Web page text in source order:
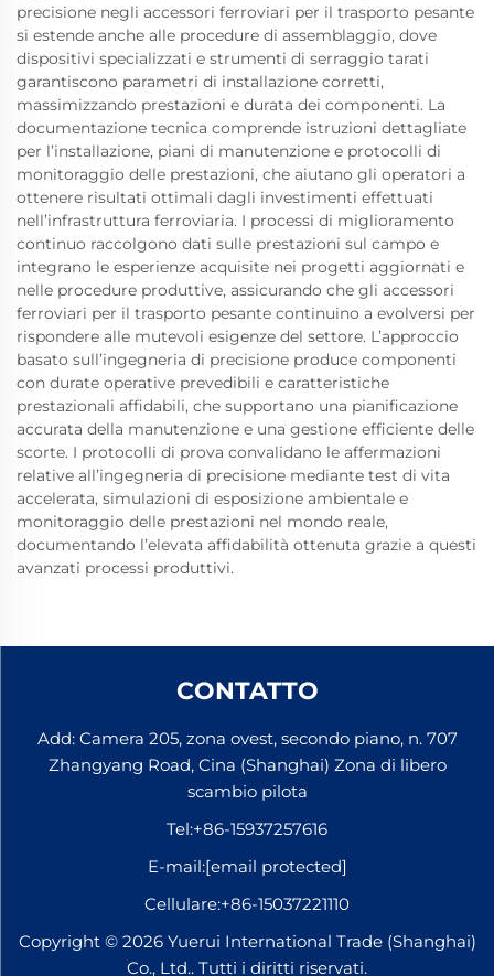
precisione negli accessori ferroviari per il trasporto pesante
si estende anche alle procedure di assemblaggio, dove
dispositivi specializzati e strumenti di serraggio tarati
garantiscono parametri di installazione corretti,
massimizzando prestazioni e durata dei componenti. La
documentazione tecnica comprende istruzioni dettagliate
per l’installazione, piani di manutenzione e protocolli di
monitoraggio delle prestazioni, che aiutano gli operatori a
ottenere risultati ottimali dagli investimenti effettuati
nell’infrastruttura ferroviaria. I processi di miglioramento
continuo raccolgono dati sulle prestazioni sul campo e
integrano le esperienze acquisite nei progetti aggiornati e
nelle procedure produttive, assicurando che gli accessori
ferroviari per il trasporto pesante continuino a evolversi per
rispondere alle mutevoli esigenze del settore. L’approccio
basato sull’ingegneria di precisione produce componenti
con durate operative prevedibili e caratteristiche
prestazionali affidabili, che supportano una pianificazione
accurata della manutenzione e una gestione efficiente delle
scorte. I protocolli di prova convalidano le affermazioni
relative all’ingegneria di precisione mediante test di vita
accelerata, simulazioni di esposizione ambientale e
monitoraggio delle prestazioni nel mondo reale,
documentando l’elevata affidabilità ottenuta grazie a questi
avanzati processi produttivi.
CONTATTO
Add: Camera 205, zona ovest, secondo piano, n. 707
Zhangyang Road, Cina (Shanghai) Zona di libero
scambio pilota
Tel:+86-15937257616
E-mail:[email protected]
Cellulare:+86-15037221110
Copyright © 2026 Yuerui International Trade (Shanghai)
Co., Ltd.. Tutti i diritti riservati.